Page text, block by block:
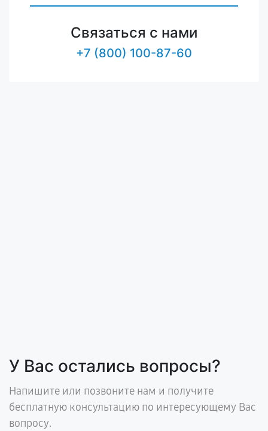
Связаться с нами
+7 (800) 100-87-60
У Вас остались вопросы?
Напишите или позвоните нам и получите
бесплатную консультацию по интересующему Вас
вопросу.